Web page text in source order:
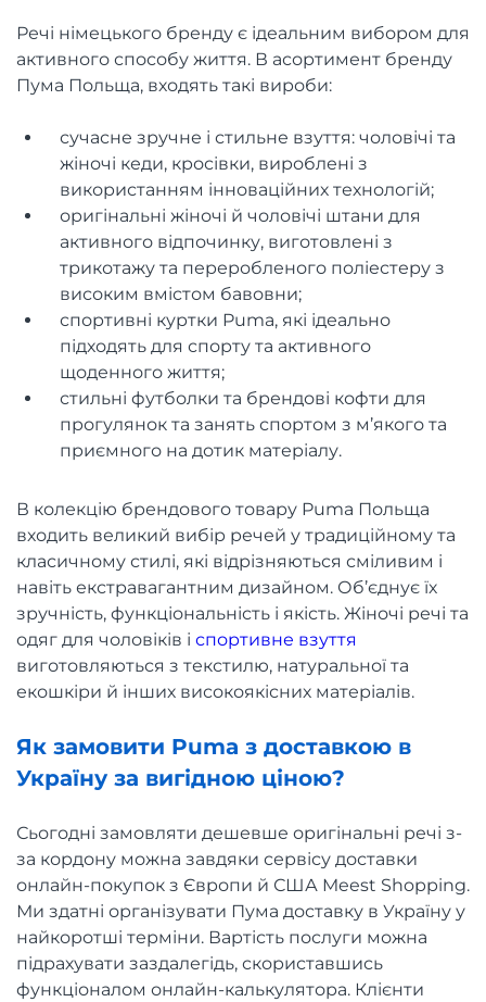
Речі німецького бренду є ідеальним вибором для
активного способу життя. В асортимент бренду
Пума Польща, входять такі вироби:
сучасне зручне і стильне взуття: чоловічі та
жіночі кеди, кросівки, вироблені з
використанням інноваційних технологій;
оригінальні жіночі й чоловічі штани для
активного відпочинку, виготовлені з
трикотажу та переробленого поліестеру з
високим вмістом бавовни;
спортивні куртки Puma, які ідеально
підходять для спорту та активного
щоденного життя;
стильні футболки та брендові кофти для
прогулянок та занять спортом з м’якого та
приємного на дотик матеріалу.
В колекцію брендового товару Puma Польща
входить великий вибір речей у традиційному та
класичному стилі, які відрізняються сміливим і
навіть екстравагантним дизайном. Об’єднує їх
зручність, функціональність і якість. Жіночі речі та
одяг для чоловіків і спортивне взуття
виготовляються з текстилю, натуральної та
екошкіри й інших високоякісних матеріалів.
Як замовити Puma з доставкою в
Україну за вигідною ціною?
Сьогодні замовляти дешевше оригінальні речі з-
за кордону можна завдяки сервісу доставки
онлайн-покупок з Європи й США Meest Shopping.
Ми здатні організувати Пума доставку в Україну у
найкоротші терміни. Вартість послуги можна
підрахувати заздалегідь, скориставшись
функціоналом онлайн-калькулятора. Клієнти